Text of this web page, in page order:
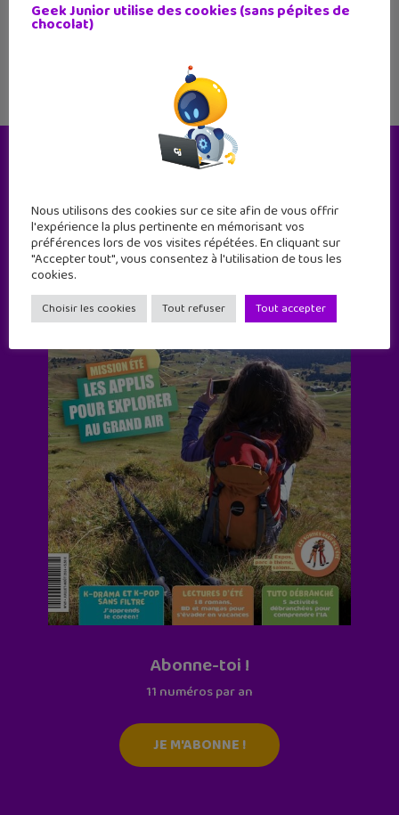
vont diffuser en totalité et en ScreenX un
de leurs concerts, à partir
Le magazine
Abonne-toi !
11 numéros par an
JE M'ABONNE !
Geek Junior utilise des cookies (sans pépites de
chocolat)
Nous utilisons des cookies sur ce site afin de vous offrir
l'expérience la plus pertinente en mémorisant vos
préférences lors de vos visites répétées. En cliquant sur
"Accepter tout", vous consentez à l'utilisation de tous les
cookies.
Choisir les cookies Tout refuser Tout accepter